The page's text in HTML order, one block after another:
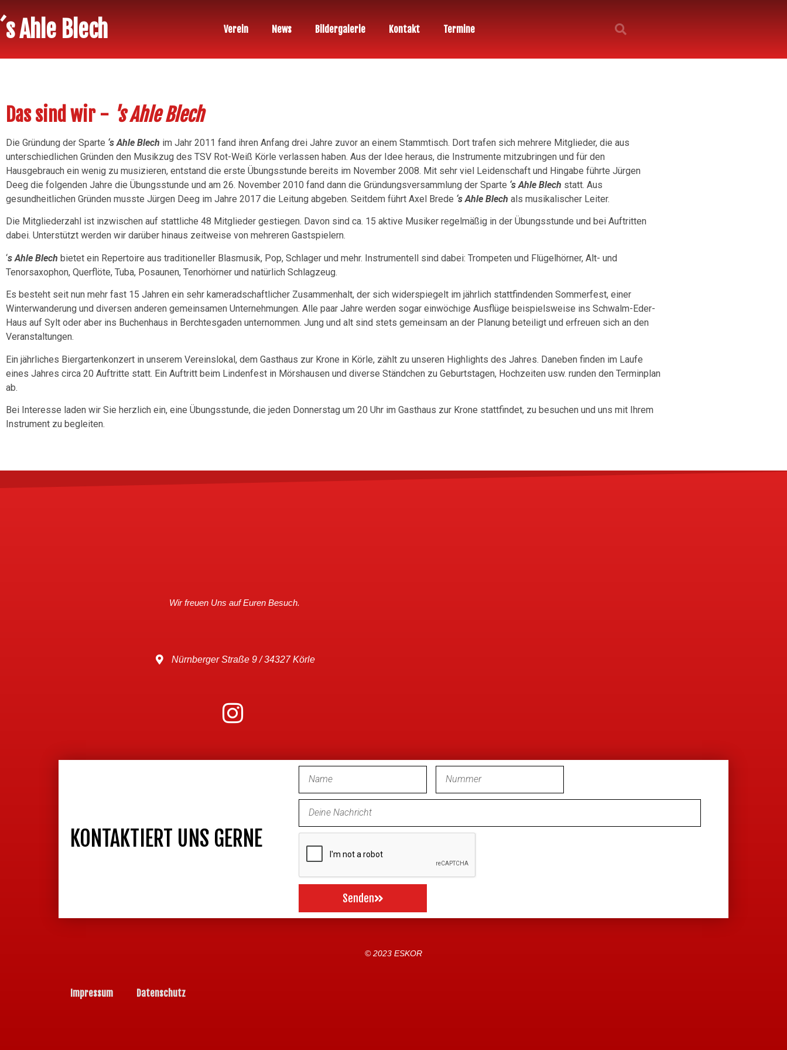
´s Ahle Blech Verein News Bildergalerie Kontakt Termine
Das sind wir - 's Ahle Blech
Die Gründung der Sparte ‘s Ahle Blech im Jahr 2011 fand ihren Anfang drei Jahre zuvor an einem Stammtisch. Dort trafen sich mehrere Mitglieder, die aus
unterschiedlichen Gründen den Musikzug des TSV Rot-Weiß Körle verlassen haben. Aus der Idee heraus, die Instrumente mitzubringen und für den
Hausgebrauch ein wenig zu musizieren, entstand die erste Übungsstunde bereits im November 2008. Mit sehr viel Leidenschaft und Hingabe führte Jürgen
Deeg die folgenden Jahre die Übungsstunde und am 26. November 2010 fand dann die Gründungsversammlung der Sparte ‘s Ahle Blech statt. Aus
gesundheitlichen Gründen musste Jürgen Deeg im Jahre 2017 die Leitung abgeben. Seitdem führt Axel Brede ‘s Ahle Blech als musikalischer Leiter.
Die Mitgliederzahl ist inzwischen auf stattliche 48 Mitglieder gestiegen. Davon sind ca. 15 aktive Musiker regelmäßig in der Übungsstunde und bei Auftritten
dabei. Unterstützt werden wir darüber hinaus zeitweise von mehreren Gastspielern.
‘s Ahle Blech bietet ein Repertoire aus traditioneller Blasmusik, Pop, Schlager und mehr. Instrumentell sind dabei: Trompeten und Flügelhörner, Alt- und
Tenorsaxophon, Querflöte, Tuba, Posaunen, Tenorhörner und natürlich Schlagzeug.
Es besteht seit nun mehr fast 15 Jahren ein sehr kameradschaftlicher Zusammenhalt, der sich widerspiegelt im jährlich stattfindenden Sommerfest, einer
Winterwanderung und diversen anderen gemeinsamen Unternehmungen. Alle paar Jahre werden sogar einwöchige Ausflüge beispielsweise ins Schwalm-Eder-
Haus auf Sylt oder aber ins Buchenhaus in Berchtesgaden unternommen. Jung und alt sind stets gemeinsam an der Planung beteiligt und erfreuen sich an den
Veranstaltungen.
Ein jährliches Biergartenkonzert in unserem Vereinslokal, dem Gasthaus zur Krone in Körle, zählt zu unseren Highlights des Jahres. Daneben finden im Laufe
eines Jahres circa 20 Auftritte statt. Ein Auftritt beim Lindenfest in Mörshausen und diverse Ständchen zu Geburtstagen, Hochzeiten usw. runden den Terminplan
ab.
Bei Interesse laden wir Sie herzlich ein, eine Übungsstunde, die jeden Donnerstag um 20 Uhr im Gasthaus zur Krone stattfindet, zu besuchen und uns mit Ihrem
Instrument zu begleiten.
Wir freuen Uns auf Euren Besuch.
Nürnberger Straße 9 / 34327 Körle
KONTAKTIERT UNS GERNE
Senden
© 2023 ESKOR
Impressum Datenschutz